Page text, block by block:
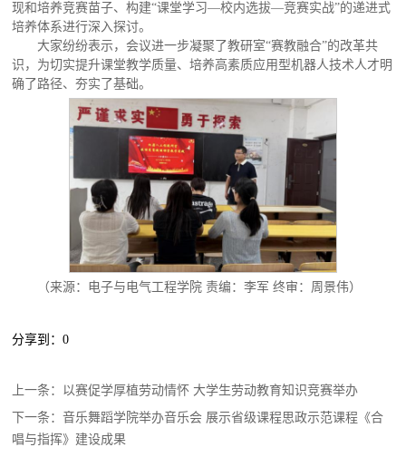
现和培养竞赛苗子、构建“课堂学习—校内选拔—竞赛实战”的递进式
培养体系进行深入探讨。
大家纷纷表示，会议进一步凝聚了教研室“赛教融合”的改革共
识，为切实提升课堂教学质量、培养高素质应用型机器人技术人才明
确了路径、夯实了基础。
（来源：电子与电气工程学院 责编：李军 终审：周景伟）
分享到：0
上一条：
以赛促学厚植劳动情怀 大学生劳动教育知识竞赛举办
下一条：音乐舞蹈学院举办音乐会 展示省级课程思政示范课程《合
唱与指挥》建设成果